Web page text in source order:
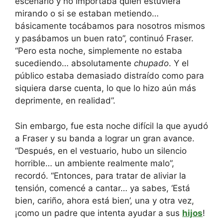
mirando o si se estaban metiendo…
básicamente tocábamos para nosotros mismos
y pasábamos un buen rato”, continuó Fraser.
“Pero esta noche, simplemente no estaba
sucediendo… absolutamente chupado. Y el
público estaba demasiado distraído como para
siquiera darse cuenta, lo que lo hizo aún más
deprimente, en realidad”.
Sin embargo, fue esta noche difícil la que ayudó
a Fraser y su banda a lograr un gran avance.
“Después, en el vestuario, hubo un silencio
horrible… un ambiente realmente malo”,
recordó. “Entonces, para tratar de aliviar la
tensión, comencé a cantar… ya sabes, ‘Está
bien, cariño, ahora está bien’, una y otra vez,
¡como un padre que intenta ayudar a sus hijos!